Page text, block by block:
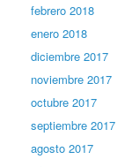
febrero 2018
enero 2018
diciembre 2017
noviembre 2017
octubre 2017
septiembre 2017
agosto 2017